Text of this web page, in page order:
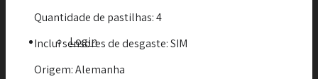
Login
Quantidade de pastilhas: 4
Inclui sensores de desgaste: SIM
Origem: Alemanha